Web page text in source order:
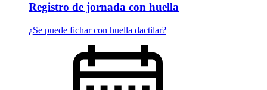
Registro de jornada con huella
¿Se puede fichar con huella dactilar?